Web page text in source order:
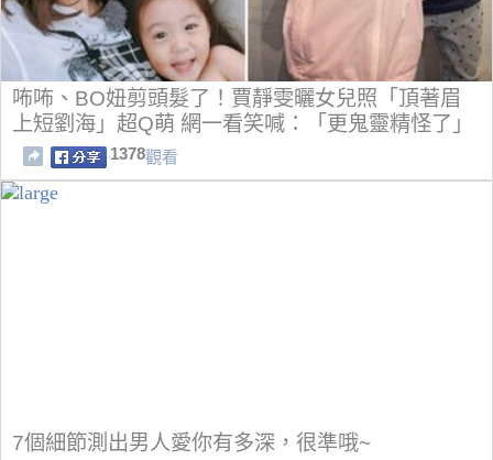
咘咘、BO妞剪頭髮了！賈靜雯曬女兒照「頂著眉
上短劉海」超Q萌 網一看笑喊：「更鬼靈精怪了」
1378觀看
7個細節測出男人愛你有多深，很準哦~